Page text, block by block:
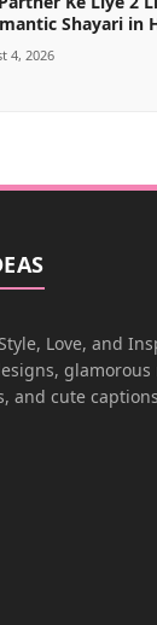
Shayari in
4, 2026
Love, and
glamorous
and cute